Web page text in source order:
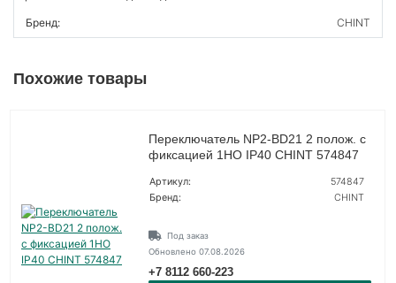
Бренд: CHINT
Похожие товары
Переключатель NP2-BD21 2 полож. с
фиксацией 1НО IP40 CHINT 574847
Артикул:
574847
Бренд:
CHINT
Под заказ
Обновлено 07.08.2026
+7 8112 660-223